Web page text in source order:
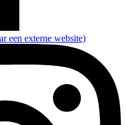
een externe website)